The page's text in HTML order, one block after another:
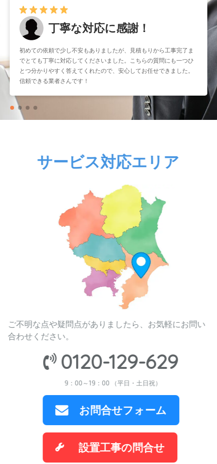
丁寧な対応に感謝！
初めての依頼で少し不安もありましたが、見積もりから工事完了ま
でとても丁寧に対応してくださいました。こちらの質問にも一つひ
とつ分かりやすく答えてくれたので、安心してお任せできました。
信頼できる業者さんです！
早くて確実！
暑くなる前に取り付けをお願いしたかったのですが、予約もスムー
ズで助かりました。工事もスピーディーなのに作業はとても丁寧
で、仕上がりも大満足です。こういう業者さんにまたお願いしたい
と思いました。
サービス対応エリア
ご不明な点や疑問点がありましたら、お気軽にお問い
合わせください。
0120-129-629
9：00～19：00 （平日・土日祝）
お問合せフォーム
設置工事の問合せ